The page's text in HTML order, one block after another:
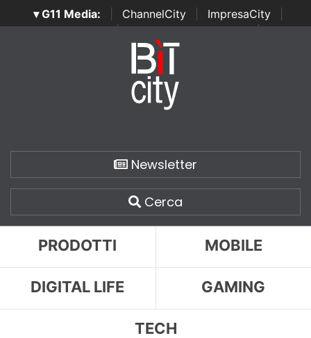
▾ G11 Media: ChannelCity ImpresaCity
SecurityOpenLab | Italian Channel Awards | Italian
Italian Security Awards
Newsletter
Cerca
PRODOTTI MOBILE
DIGITAL LIFE GAMING
TECH